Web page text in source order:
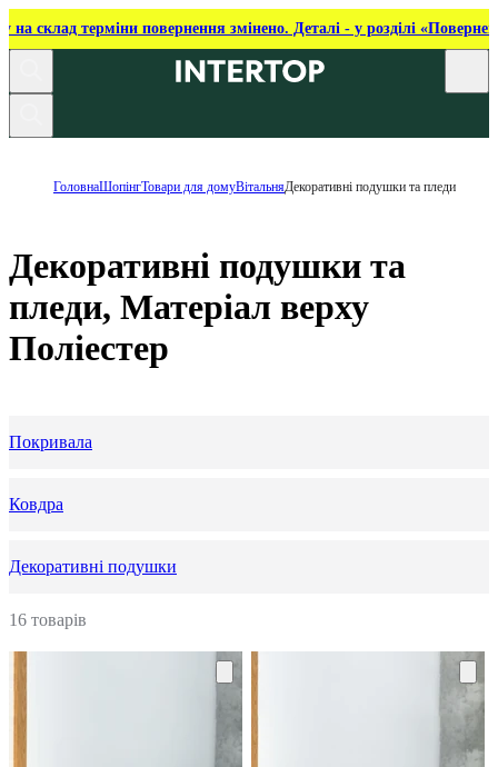
на склад терміни повернення змінено. Деталі - у розділі
ГоловнаШопінгТовари для домуВітальняДекоративні подушки та пледи
Декоративні подушки та
пледи, Матеріал верху
Поліестер
Покривала
Ковдра
Декоративні подушки
16 товарів